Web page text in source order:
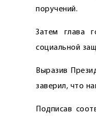
поручений.
Затем глава
социальной
Выразив
заверил, что
Подписав